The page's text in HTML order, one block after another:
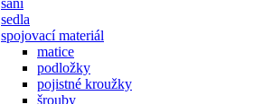
sedla
spojovací materiál
matice
podložky
pojistné kroužky
šrouby